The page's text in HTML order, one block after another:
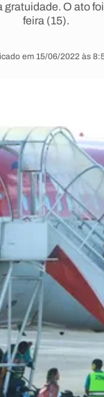
O ato
feira (15).
em 15/06/2022 às